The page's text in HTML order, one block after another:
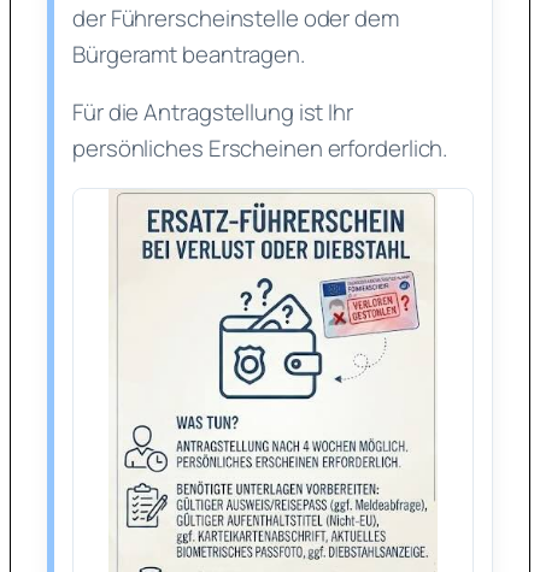
der Führerscheinstelle oder dem
Bürgeramt beantragen.
Für die Antragstellung ist Ihr
persönliches Erscheinen erforderlich.